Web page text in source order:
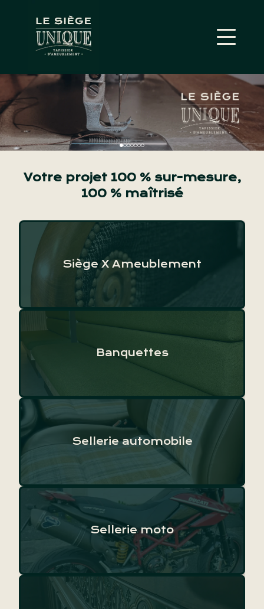
Tapissier d'ameublement
Votre projet 100 % sur-mesure,
100 % maîtrisé
Siège X Ameublement
Banquettes
Sellerie automobile
Sellerie moto